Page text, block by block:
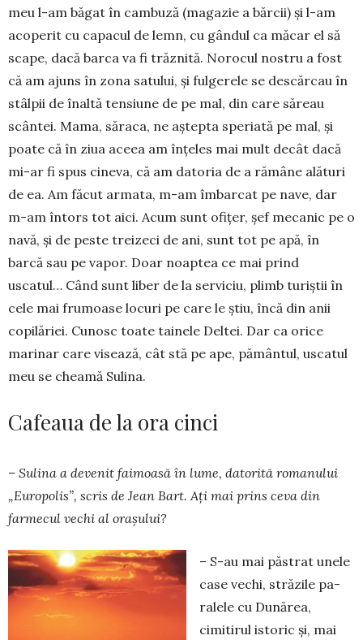
meu l-am băgat în cambuză (maga­zie a bărcii) și l-am
acoperit cu capacul de lemn, cu gândul ca măcar el să
sca­pe, dacă barca va fi trăznită. Norocul nos­tru a fost
că am ajuns în zona sa­tu­lui, și fulgerele se descărcau în
stâlpii de înaltă tensiune de pe mal, din care să­reau
scântei. Mama, săraca, ne aștepta spe­riată pe mal, și
poate că în ziua a­ceea am înțeles mai mult decât dacă
mi-ar fi spus cineva, că am datoria de a ră­mâne alături
de ea. Am făcut armata, m-am îmbarcat pe na­ve, dar
m-am în­tors tot aici. Acum sunt ofițer, șef me­canic pe o
navă, și de peste treizeci de ani, sunt tot pe apă, în
barcă sau pe vapor. Doar noap­tea ce mai prind
uscatul… Când sunt liber de la ser­vi­ciu, plimb turiștii în
cele mai frumoase locuri pe ca­re le știu, încă din anii
copilăriei. Cunosc toate tai­nele Deltei. Dar ca orice
marinar care visează, cât stă pe ape, pământul, uscatul
meu se cheamă Sulina.
Cafeaua de la ora cinci
– Sulina a devenit faimoasă în lume, datorită romanului
„Europolis”, scris de Jean Bart. Ați mai prins ceva din
farmecul vechi al orașului?
– S-au mai păstrat unele
case vechi, străzile pa­
ralele cu Dunărea,
cimitirul istoric și, mai